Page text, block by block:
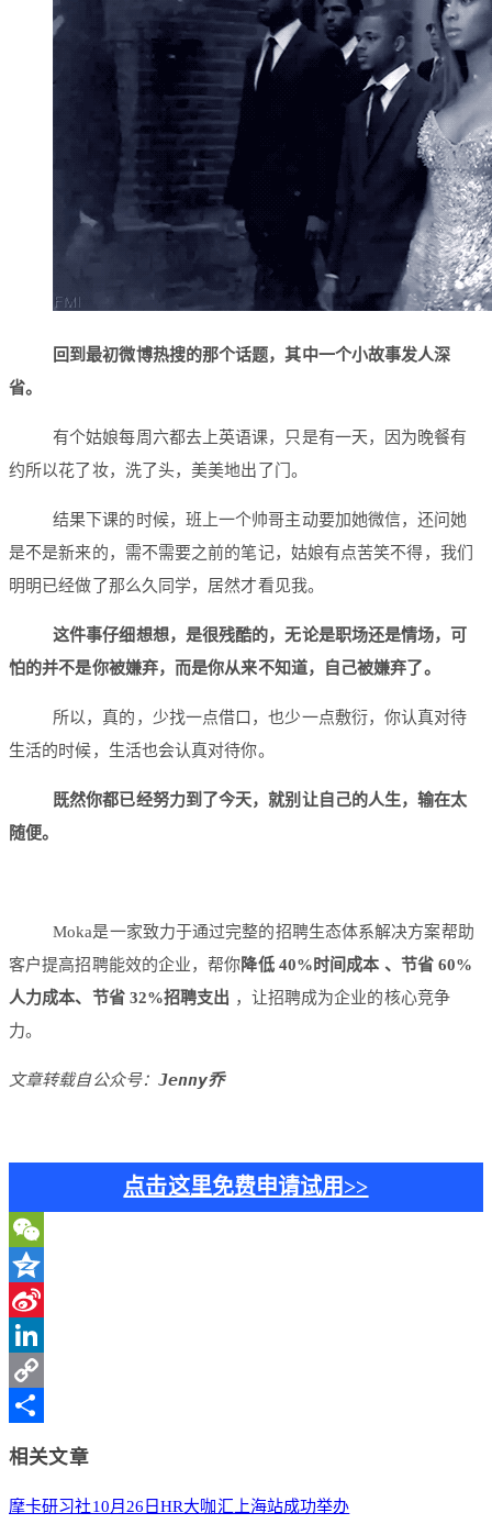
回到最初微博热搜的那个话题，其中一个小故事发人深
省。
有个姑娘每周六都去上英语课，只是有一天，因为晚餐有
约所以花了妆，洗了头，美美地出了门。
结果下课的时候，班上一个帅哥主动要加她微信，还问她
是不是新来的，需不需要之前的笔记，姑娘有点苦笑不得，我们
明明已经做了那么久同学，居然才看见我。
这件事仔细想想，是很残酷的，无论是职场还是情场，可
怕的并不是你被嫌弃，而是你从来不知道，自己被嫌弃了。
所以，真的，少找一点借口，也少一点敷衍，你认真对待
生活的时候，生活也会认真对待你。
既然你都已经努力到了今天，就别让自己的人生，输在太
随便。
Moka是一家致力于通过完整的招聘生态体系解决方案帮助
客户提高招聘能效的企业，帮你降低 40%时间成本 、节省 60%
人力成本、节省 32%招聘支出 ，让招聘成为企业的核心竞争
力。
文章转载自公众号： Jenny乔
点击这里免费申请试用>>
WeChat
Qzone
Sina
Weibo
LinkedIn
Copy
相关文章
摩卡研习社10月26日HR大咖汇上海站成功举办